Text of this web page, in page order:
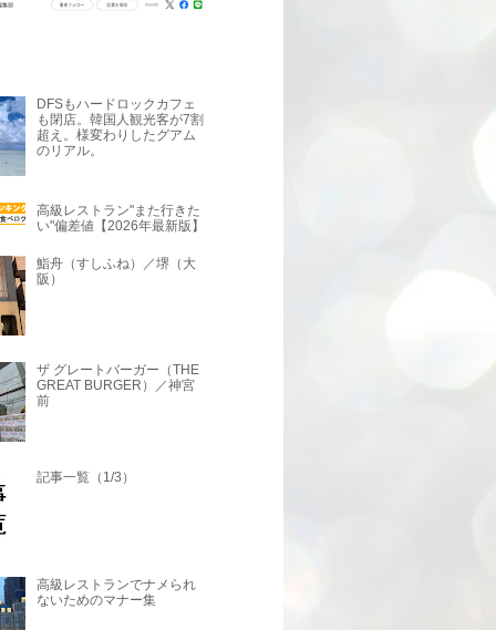
DFSもハードロックカフェ
も閉店。韓国人観光客が7割
超え。様変わりしたグアム
のリアル。
高級レストラン"また行きた
い"偏差値【2026年最新版】
鮨舟（すしふね）／堺（大
阪）
ザ グレートバーガー（THE
GREAT BURGER）／神宮
前
記事一覧（1/3）
高級レストランでナメられ
ないためのマナー集